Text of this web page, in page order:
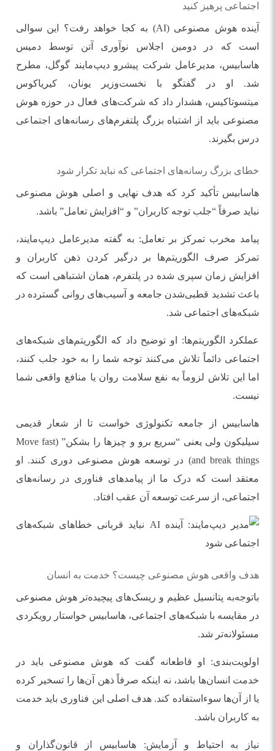
اجتماعی پرهیز کنید
آینده هوش مصنوعی (AI) به کجا خواهد رفت؟ این سوالی
است که در دومین اجلاس نوآوری آتن توسط دمیس
هاسابیس، مدیرعامل شرکت پیشرو دیپ‌مایند گوگل، مطرح
شد. او در گفتگو با نخست‌وزیر یونان، کیریاکوس
میتسوتاکیس، هشدار داد که شرکت‌های فعال در حوزه هوش
مصنوعی باید از اشتباه بزرگ پلتفرم‌های رسانه‌های اجتماعی
درس بگیرند.
خطای بزرگ رسانه‌های اجتماعی که نباید تکرار شود
هاسابیس تأکید کرد که هدف نهایی و اصلی هوش مصنوعی
نباید صرفاً “جلب توجه کاربران” و “افزایش تعامل” باشد.
پیامد مخرب تمرکز بر تعامل: به گفته مدیرعامل دیپ‌مایند،
تمرکز صرف الگوریتم‌ها بر درگیر کردن ذهن کاربران و
افزایش زمان سپری شده در پلتفرم، همان اشتباهی است که
باعث تشدید قطبی‌شدن جامعه و آسیب‌های روانی گسترده در
شبکه‌های اجتماعی شد.
عملکرد الگوریتم‌ها: او توضیح داد که الگوریتم‌های شبکه‌های
اجتماعی دائماً تلاش می‌کنند توجه شما را به خود جلب کنند،
اما این تلاش لزوماً به نفع سلامت روان یا منافع واقعی شما
نیست.
هاسابیس از جامعه تکنولوژی خواست تا از شعار قدیمی
سیلیکون ولی یعنی “سریع برو و چیزها را بشکن” (Move fast
and break things) در توسعه هوش مصنوعی دوری کنند. او
معتقد است که درک ما از پیامدهای فناوری در رسانه‌های
اجتماعی، از سرعت توسعه آن عقب افتاد.
هدف واقعی هوش مصنوعی چیست؟ خدمت به انسان
باتوجه‌به پتانسیل عظیم و ریسک‌های پیچیده‌تر هوش مصنوعی
در مقایسه با شبکه‌های اجتماعی، هاسابیس خواستار رویکردی
مسئولانه‌تر شد.
اولویت‌بندی: او قاطعانه گفت که هوش مصنوعی باید در
خدمت انسان‌ها باشد، نه اینکه صرفاً ذهن آن‌ها را تسخیر کرده
یا از آن‌ها سوءاستفاده کند. هدف اصلی این فناوری باید خدمت
به کاربران باشد.
نیاز به احتیاط و آزمایش: هاسابیس از قانون‌گذاران و